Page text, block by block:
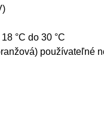
°C do 30 °C
používateľné